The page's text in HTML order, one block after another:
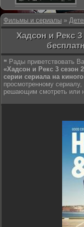
Фильмы и сериалы »
Хадсон и Рекс
❝ Рады приветствовать
«Хадсон и Рекс 3 сезон
серии сериала на
просмотренному
решающим смотреть или